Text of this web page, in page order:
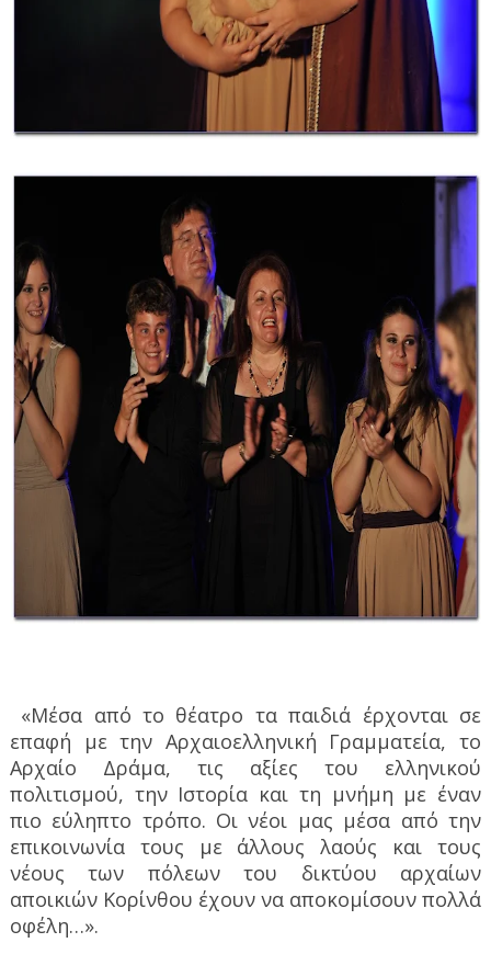
«Μέσα από το θέατρο τα παιδιά έρχονται σε
επαφή με την Αρχαιοελληνική Γραμματεία, το
Αρχαίο Δράμα, τις αξίες του ελληνικού
πολιτισμού, την Ιστορία και τη μνήμη με έναν
πιο εύληπτο τρόπο. Οι νέοι μας μέσα από την
επικοινωνία τους με άλλους λαούς και τους
νέους των πόλεων του δικτύου αρχαίων
αποικιών Κορίνθου έχουν να αποκομίσουν πολλά
οφέλη…».